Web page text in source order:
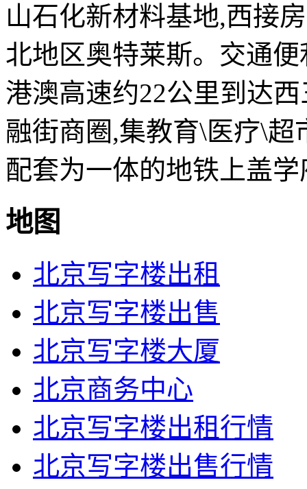
山石化新材料基地,西接
北地区奥特莱斯。交通
港澳高速约22公里到达
融街商圈,集教育\医疗\
配套为一体的地铁上盖
地图
北京写字楼出租
北京写字楼出售
北京写字楼大厦
北京商务中心
北京写字楼出租行情
北京写字楼出售行情